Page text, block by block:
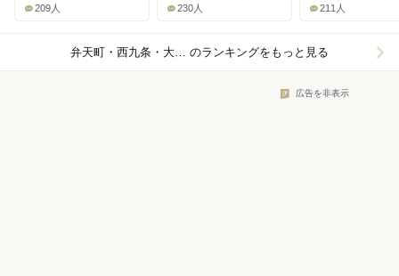
209人 230人 211人
弁天町・西九条・大阪ドーム×寿司 のランキングをもっと見る
広告を非表示